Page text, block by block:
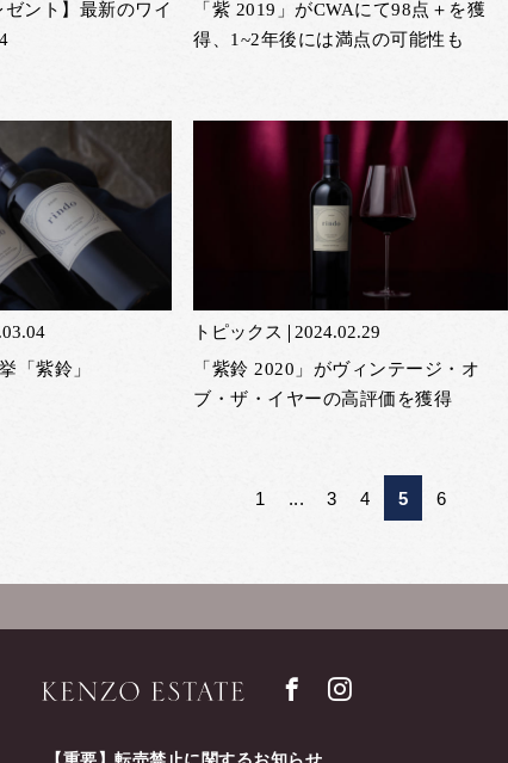
ゼント】最新のワイ
「紫 2019」がCWAにて98点＋を獲
得、1~2年後には満点の可能性も
「紫鈴」
トピックス
2024.02.29
「紫鈴 2020」がヴィンテージ・オ
ブ・ザ・イヤーの高評価を獲得
1 ... 3 4 5 6